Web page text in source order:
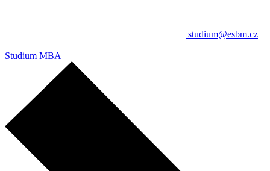
studium@esbm.cz
Studium MBA